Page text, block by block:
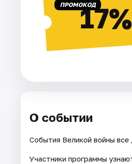
ПРОМОКОД17%
О событии
События Великой войны
Участники программы